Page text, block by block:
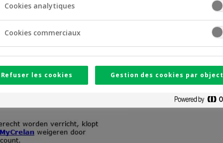
Cookies analytiques
Cookies commerciaux
Refuser les cookies Gestion des cookies par